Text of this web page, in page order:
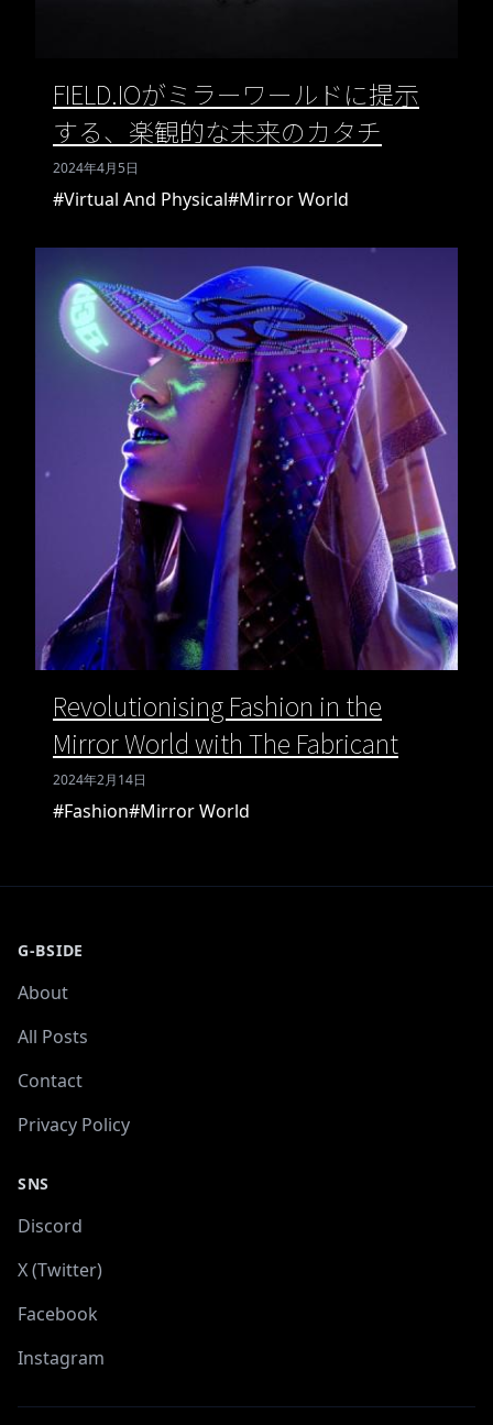
FIELD.IOがミラーワールドに提示
する、楽観的な未来のカタチ
2024年4月5日
#Virtual And Physical#Mirror World
Revolutionising Fashion in the
Mirror World with The Fabricant
2024年2月14日
#Fashion#Mirror World
G-BSIDE
About
All Posts
Contact
Privacy Policy
SNS
Discord
X (Twitter)
Facebook
Instagram